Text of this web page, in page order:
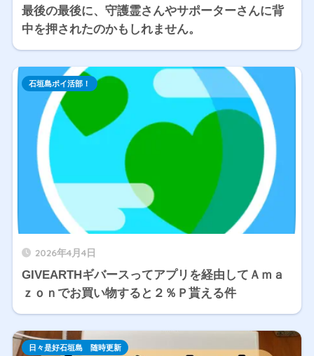
最後の最後に、守護霊さんやサポーターさんに背
中を押されたのかもしれません。
2026年4月4日
GIVEARTHギバースってアプリを経由してＡｍａ
ｚｏｎでお買い物すると２％Ｐ貰える件
石垣島ポイ活部！
日々是好石垣島 随時更新